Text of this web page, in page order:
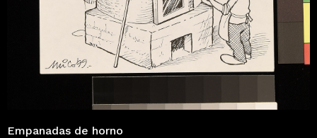
Empanadas de horno